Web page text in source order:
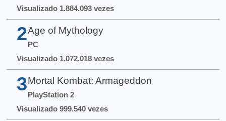
Visualizado 1.884.093 vezes
2 Age of Mythology
PC
Visualizado 1.072.018 vezes
3 Mortal Kombat: Armageddon
PlayStation 2
Visualizado 999.540 vezes